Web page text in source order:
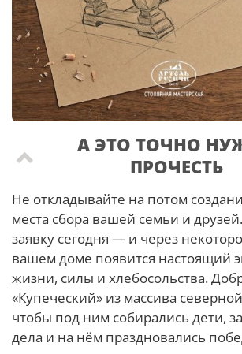
А ЭТО ТОЧНО
ПРОЧЕСТЬ
Не откладывайте на потом
места сбора вашей семьи и
заявку сегодня — и через
вашем доме появится настоящий
жизни, силы и хлебосольства.
«Купеческий» из массива
чтобы под ним собирались дети,
дела и на нём праздновались